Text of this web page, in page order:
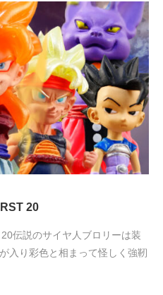
20
伝説のサイヤ人ブロリーは装
入り彩色と相まって怪しく強靭